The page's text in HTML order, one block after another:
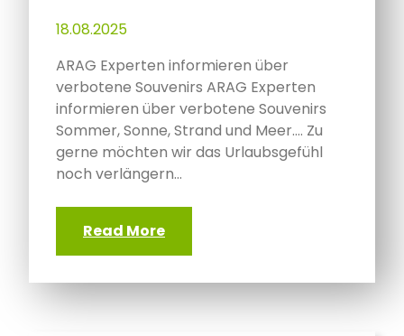
18.08.2025
ARAG Experten informieren über
verbotene Souvenirs ARAG Experten
informieren über verbotene Souvenirs
Sommer, Sonne, Strand und Meer…. Zu
gerne möchten wir das Urlaubsgefühl
noch verlängern…
Read More